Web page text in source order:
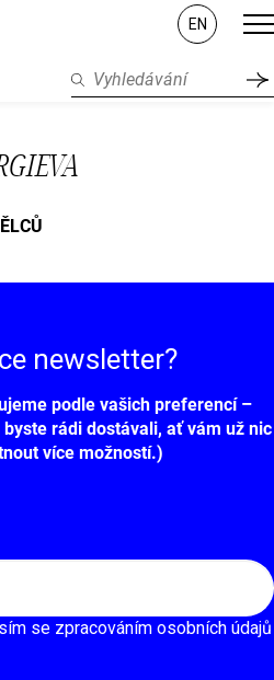
EN
newsletter?
podle vašich preferencí –
rádi dostávali, ať vám už nic
více možností.)
se zpracováním osobních údajů